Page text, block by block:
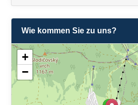
Wie kommen Sie zu uns?
+
−